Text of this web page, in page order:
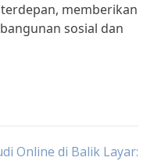
memberikan
sosial dan
Online di Balik Layar: